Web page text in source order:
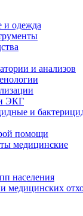
и одежда
и анализов
ЭКГ
и
помощи
медицинские
населения
медицинских